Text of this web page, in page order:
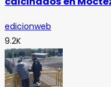
edicionweb
9.2K